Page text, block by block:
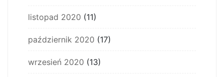
listopad 2020 (11)
październik 2020 (17)
wrzesień 2020 (13)